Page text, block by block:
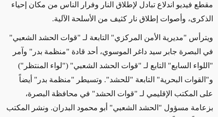
مقطع فيديو اندلاع تبادل لإطلاق النار وفرار الناس من مكان إحياء
الذكرى، وأصوات إطلاق نار كثيف من الأسلحة الآلية.
ويترأس "مديرية الأمن المركزي" التابعة لـ "قوات الحشد الشعبي"
في البصرة جابر سيد داغر الموسوي، أحد قادة "منظمة بدر" وآمر
"اللواء السابع" التابع لـ "قوات الحشد الشعبي" ("لواء المنتظر")
و"القوات البحرية" التابعة "للحشد". وتسيطر "منظمة بدر" أيضاً
على المكتب الإقليمي لـ "قوات الحشد" في محافظة البصرة،
بزعامة مسؤول "الحشد الشعبي" أبو محمود البدران. ونشر المكتب